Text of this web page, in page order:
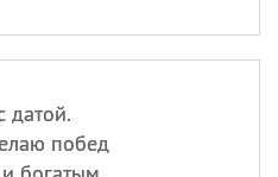
датой.
побед